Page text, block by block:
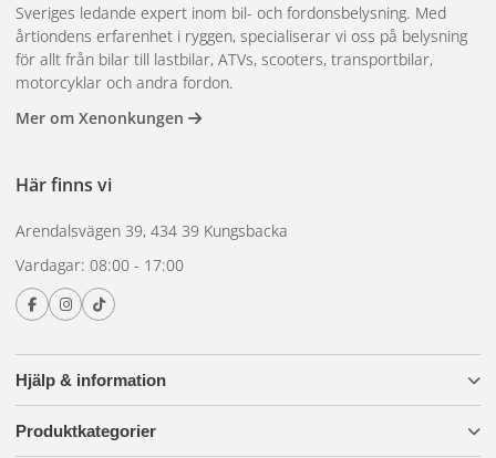
Hjälp & information
Produktkategorier
Sveriges ledande expert inom bil- och fordonsbelysning. Med
årtiondens erfarenhet i ryggen, specialiserar vi oss på belysning
för allt från bilar till lastbilar, ATVs, scooters, transportbilar,
motorcyklar och andra fordon.
Mer om Xenonkungen
Här finns vi
Arendalsvägen 39, 434 39 Kungsbacka
Vardagar: 08:00 - 17:00